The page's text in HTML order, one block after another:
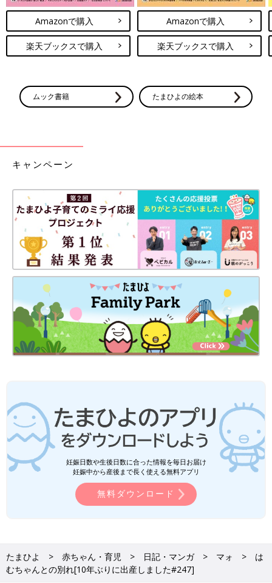
Amazonで購入
楽天ブックスで購入
Amazonで購入
楽天ブックスで購入
ムック書籍 たまひよの絵本
キャンペーン
妊娠日数や生後日数に合った情報を毎日お届け
妊娠中から産後まで長く使える無料アプリ
無料ダウンロード
たまひよ 赤ちゃん・育児 日記・マンガ マォ
は
むちゃんとの別れ[10年ぶりに出産しました#247]